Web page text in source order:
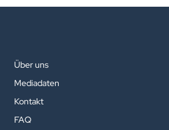
Über uns
Mediadaten
Kontakt
FAQ